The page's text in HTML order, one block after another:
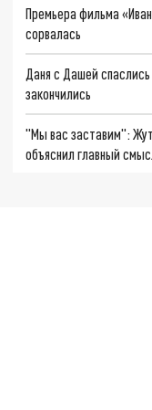
Премьера фильма
сорвалась
Даня с Дашей
закончились
"Мы вас заставим":
объяснил главный